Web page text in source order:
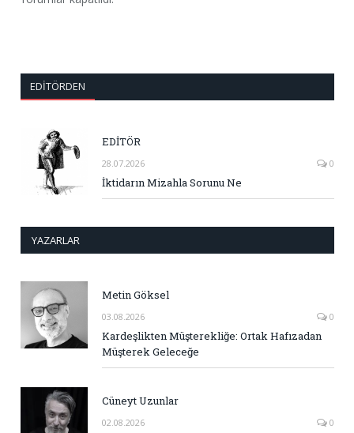
EDITÖRDEN
EDİTÖR
28.07.2026 0
İktidarın Mizahla Sorunu Ne
YAZARLAR
Metin Göksel
03.08.2026 0
Kardeşlikten Müşterekliğe: Ortak Hafızadan
Müşterek Geleceğe
Cüneyt Uzunlar
02.08.2026 0